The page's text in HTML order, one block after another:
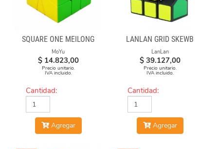
SQUARE ONE MEILONG
MoYu
$ 14.823,00
Precio unitario.
IVA incluido.
Cantidad:
Agregar
LANLAN GRID SKEWB
LanLan
$ 39.127,00
Precio unitario.
IVA incluido.
Cantidad:
Agregar